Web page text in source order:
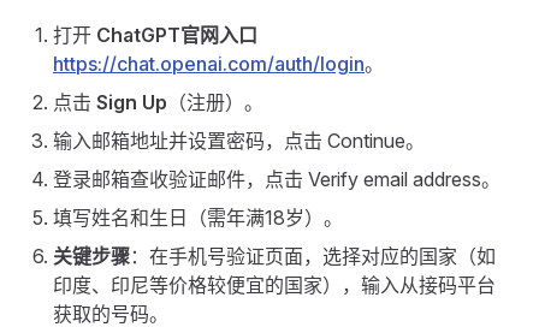
打开 ChatGPT官网入口
https://chat.openai.com/auth/login。
点击 Sign Up （注册）。
输入邮箱地址并设置密码，点击 Continue。
登录邮箱查收验证邮件，点击 Verify email address。
填写姓名和生日（需年满18岁）。
关键步骤：在手机号验证页面，选择对应的国家（如
印度、印尼等价格较便宜的国家），输入从接码平台
获取的号码。